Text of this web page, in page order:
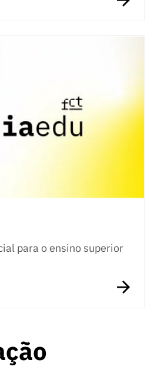
para o ensino superior